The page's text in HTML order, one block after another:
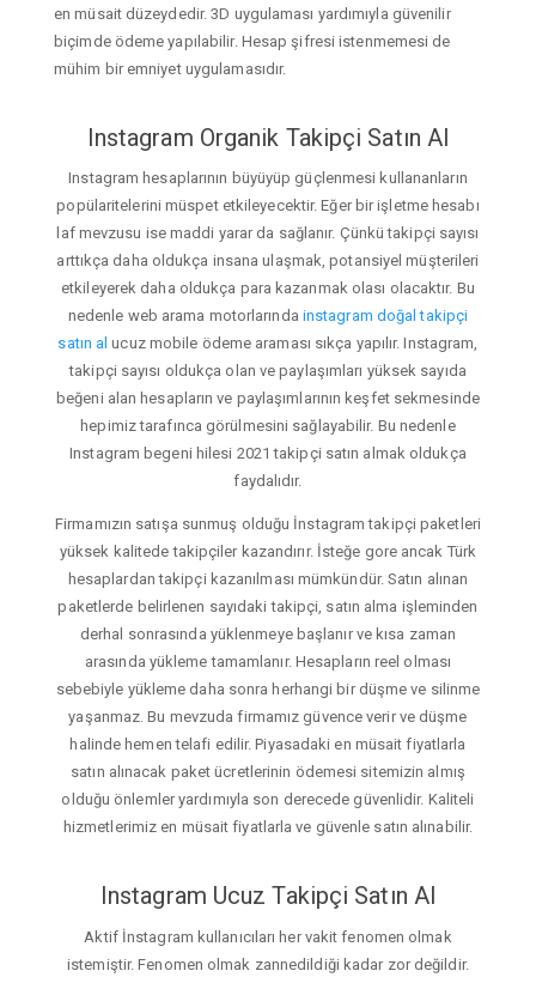
en müsait düzeydedir. 3D uygulaması yardımıyla güvenilir
biçimde ödeme yapılabilir. Hesap şifresi istenmemesi de
mühim bir emniyet uygulamasıdır.
Instagram Organik Takipçi Satın Al
Instagram hesaplarının büyüyüp güçlenmesi kullananların
popülaritelerini müspet etkileyecektir. Eğer bir işletme hesabı
laf mevzusu ise maddi yarar da sağlanır. Çünkü takipçi sayısı
arttıkça daha oldukça insana ulaşmak, potansiyel müşterileri
etkileyerek daha oldukça para kazanmak olası olacaktır. Bu
nedenle web arama motorlarında instagram doğal takipçi
satın al ucuz mobile ödeme araması sıkça yapılır. Instagram,
takipçi sayısı oldukça olan ve paylaşımları yüksek sayıda
beğeni alan hesapların ve paylaşımlarının keşfet sekmesinde
hepimiz tarafınca görülmesini sağlayabilir. Bu nedenle
Instagram begeni hilesi 2021 takipçi satın almak oldukça
faydalıdır.
Firmamızın satışa sunmuş olduğu İnstagram takipçi paketleri
yüksek kalitede takipçiler kazandırır. İsteğe gore ancak Türk
hesaplardan takipçi kazanılması mümkündür. Satın alınan
paketlerde belirlenen sayıdaki takipçi, satın alma işleminden
derhal sonrasında yüklenmeye başlanır ve kısa zaman
arasında yükleme tamamlanır. Hesapların reel olması
sebebiyle yükleme daha sonra herhangi bir düşme ve silinme
yaşanmaz. Bu mevzuda firmamız güvence verir ve düşme
halinde hemen telafi edilir. Piyasadaki en müsait fiyatlarla
satın alınacak paket ücretlerinin ödemesi sitemizin almış
olduğu önlemler yardımıyla son derecede güvenlidir. Kaliteli
hizmetlerimiz en müsait fiyatlarla ve güvenle satın alınabilir.
Instagram Ucuz Takipçi Satın Al
Aktif İnstagram kullanıcıları her vakit fenomen olmak
istemiştir. Fenomen olmak zannedildiği kadar zor değildir.